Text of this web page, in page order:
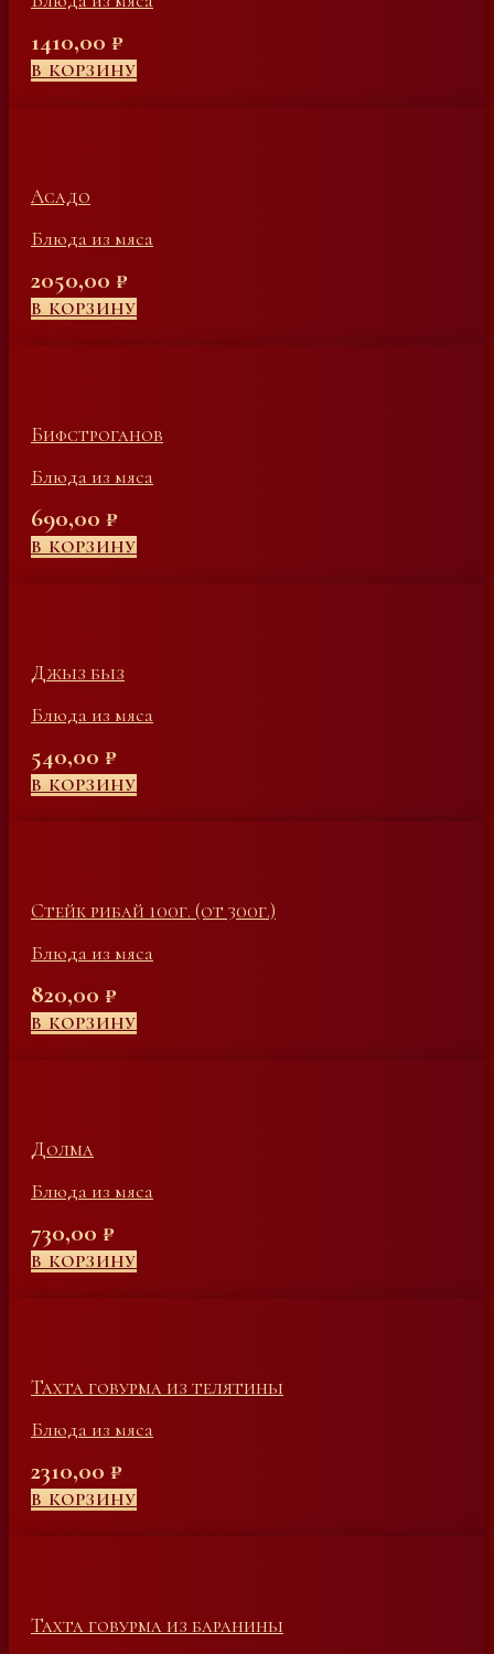
1410,00 ₽
В КОРЗИНУ
Асадо
Блюда из мяса
2050,00 ₽
В КОРЗИНУ
Бифстроганов
Блюда из мяса
690,00 ₽
В КОРЗИНУ
Джыз быз
Блюда из мяса
540,00 ₽
В КОРЗИНУ
Стейк рибай 100г. (от 300г.)
Блюда из мяса
820,00 ₽
В КОРЗИНУ
Долма
Блюда из мяса
730,00 ₽
В КОРЗИНУ
Тахта говурма из телятины
Блюда из мяса
2310,00 ₽
В КОРЗИНУ
Тахта говурма из баранины